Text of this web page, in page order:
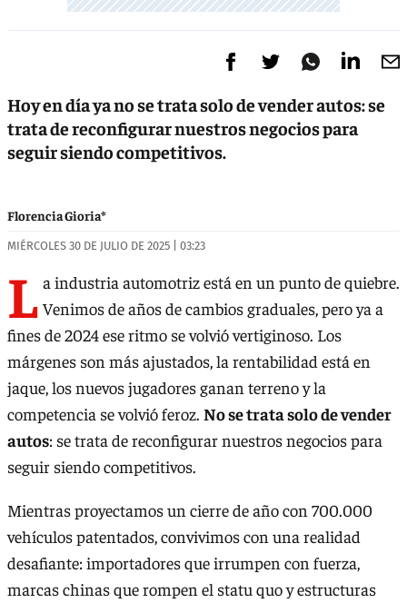
Hoy en día ya no se trata solo de vender autos: se
trata de reconfigurar nuestros negocios para
seguir siendo competitivos.
Florencia Gioria*
MIÉRCOLES 30 DE JULIO DE 2025 | 03:23
L a industria automotriz está en un punto de quiebre.
Venimos de años de cambios graduales, pero ya a
fines de 2024 ese ritmo se volvió vertiginoso. Los
márgenes son más ajustados, la rentabilidad está en
jaque, los nuevos jugadores ganan terreno y la
competencia se volvió feroz. No se trata solo de vender
autos: se trata de reconfigurar nuestros negocios para
seguir siendo competitivos.
Mientras proyectamos un cierre de año con 700.000
vehículos patentados, convivimos con una realidad
desafiante: importadores que irrumpen con fuerza,
marcas chinas que rompen el statu quo y estructuras